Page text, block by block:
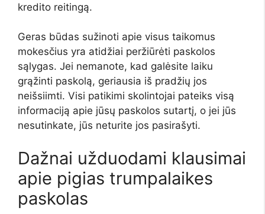
kredito reitingą.
Geras būdas sužinoti apie visus taikomus
mokesčius yra atidžiai peržiūrėti paskolos
sąlygas. Jei nemanote, kad galėsite laiku
grąžinti paskolą, geriausia iš pradžių jos
neišsiimti. Visi patikimi skolintojai pateiks visą
informaciją apie jūsų paskolos sutartį, o jei jūs
nesutinkate, jūs neturite jos pasirašyti.
Dažnai užduodami klausimai
apie pigias trumpalaikes
paskolas